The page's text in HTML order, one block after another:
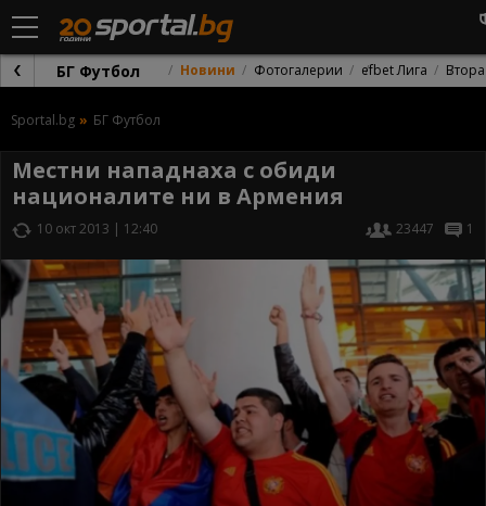
БГ Футбол Новини Фотогалерии efbet Лига
Sportal.bg БГ Футбол
Местни нападнаха с обиди
националите ни в Армения
10 окт 2013 | 12:40 23447 1